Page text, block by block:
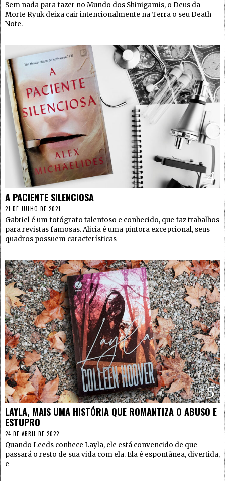
Sem nada para fazer no Mundo dos Shinigamis, o Deus da
Morte Ryuk deixa cair intencionalmente na Terra o seu Death
Note.
4
A PACIENTE SILENCIOSA
21 DE JULHO DE 2021
Gabriel é um fotógrafo talentoso e conhecido, que faz trabalhos
para revistas famosas. Alicia é uma pintora excepcional, seus
quadros possuem características
5
LAYLA, MAIS UMA HISTÓRIA QUE ROMANTIZA O ABUSO E
ESTUPRO
24 DE ABRIL DE 2022
Quando Leeds conhece Layla, ele está convencido de que
passará o resto de sua vida com ela. Ela é espontânea, divertida,
e